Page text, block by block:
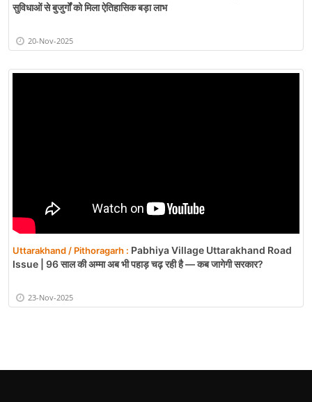
सुविधाओं से बुजुर्गों को मिला ऐतिहासिक बड़ा लाभ
20-Nov-2025
Uttarakhand / Pithoragarh : Pabhiya Village Uttarakhand Road
Issue | 96 साल की अम्मा अब भी पहाड़ चढ़ रही है — कब जागेगी सरकार?
23-Nov-2025